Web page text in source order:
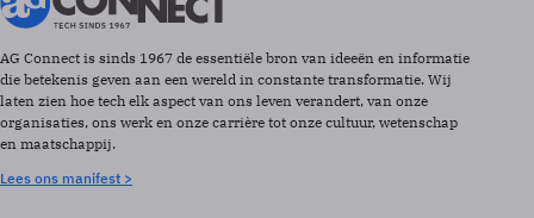
AG Connect is sinds 1967 de essentiële bron van ideeën en informatie
die betekenis geven aan een wereld in constante transformatie. Wij
laten zien hoe tech elk aspect van ons leven verandert, van onze
organisaties, ons werk en onze carrière tot onze cultuur, wetenschap
en maatschappij.
Lees ons manifest >